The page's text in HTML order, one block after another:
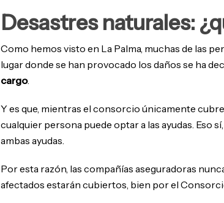
Desastres naturales:
Como hemos visto en La Palma, muchas de las
lugar donde se han provocado los daños se ha
cargo.
Y es que, mientras el consorcio únicamente
cualquier persona puede optar a las ayudas. Eso sí,
ambas ayudas.
Por esta razón, las compañías aseguradoras
afectados estarán cubiertos, bien por el